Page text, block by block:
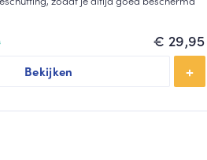
€ 29,95
Bekijken